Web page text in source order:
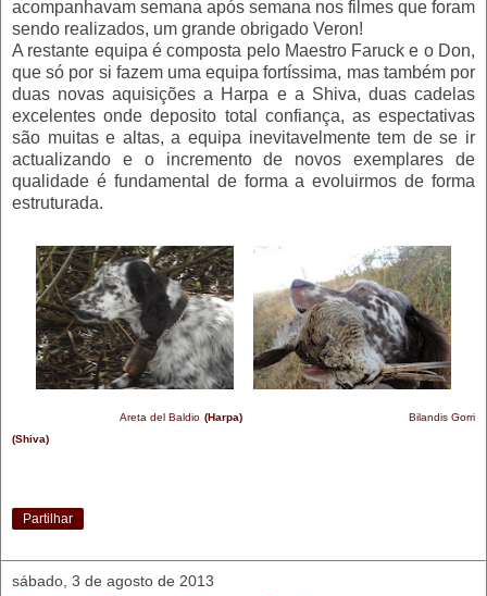
acompanhavam semana após semana nos filmes que foram
sendo realizados, um grande obrigado Veron!
A restante equipa é composta pelo Maestro Faruck e o Don,
que só por si fazem uma equipa fortíssima, mas também por
duas novas aquisições a Harpa e a Shiva, duas cadelas
excelentes onde deposito total confiança, as espectativas
são muitas e altas, a equipa inevitavelmente tem de se ir
actualizando e o incremento de novos exemplares de
qualidade é fundamental de forma a evoluirmos de forma
estruturada.
Areta del Baldio (Harpa)Bilandis Gorri
(Shiva)
Partilhar
sábado, 3 de agosto de 2013